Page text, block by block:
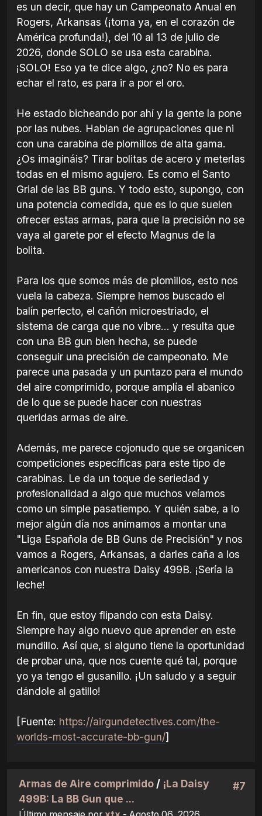
es un decir, que hay un Campeonato Anual en
Rogers, Arkansas (¡toma ya, en el corazón de
América profunda!), del 10 al 13 de julio de
2026, donde SOLO se usa esta carabina.
¡SOLO! Eso ya te dice algo, ¿no? No es para
echar el rato, es para ir a por el oro.
He estado bicheando por ahí y la gente la pone
por las nubes. Hablan de agrupaciones que ni
con una carabina de plomillos de alta gama.
¿Os imagináis? Tirar bolitas de acero y meterlas
todas en el mismo agujero. Es como el Santo
Grial de las BB guns. Y todo esto, supongo, con
una potencia comedida, que es lo que suelen
ofrecer estas armas, para que la precisión no se
vaya al garete por el efecto Magnus de la
bolita.
Para los que somos más de plomillos, esto nos
vuela la cabeza. Siempre hemos buscado el
balín perfecto, el cañón microestriado, el
sistema de carga que no vibre... y resulta que
con una BB gun bien hecha, se puede
conseguir una precisión de campeonato. Me
parece una pasada y un puntazo para el mundo
del aire comprimido, porque amplía el abanico
de lo que se puede hacer con nuestras
queridas armas de aire.
Además, me parece cojonudo que se organicen
competiciones específicas para este tipo de
carabinas. Le da un toque de seriedad y
profesionalidad a algo que muchos veíamos
como un simple pasatiempo. Y quién sabe, a lo
mejor algún día nos animamos a montar una
"Liga Española de BB Guns de Precisión" y nos
vamos a Rogers, Arkansas, a darles caña a los
americanos con nuestra Daisy 499B. ¡Sería la
leche!
En fin, que estoy flipando con esta Daisy.
Siempre hay algo nuevo que aprender en este
mundillo. Así que, si alguno tiene la oportunidad
de probar una, que nos cuente qué tal, porque
yo ya tengo el gusanillo. ¡Un saludo y a seguir
dándole al gatillo!
[Fuente: https://airgundetectives.com/the-
worlds-most-accurate-bb-gun/]
#7
Armas de Aire comprimido / ¡La Daisy
499B: La BB Gun que ...